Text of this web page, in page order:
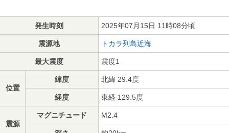
発生時刻 2025年07月15日 11時08分頃
震源地 トカラ列島近海
最大震度 震度1
位置
緯度 北緯 29.4度
経度 東経 129.5度
震源
マグニチュード M2.4